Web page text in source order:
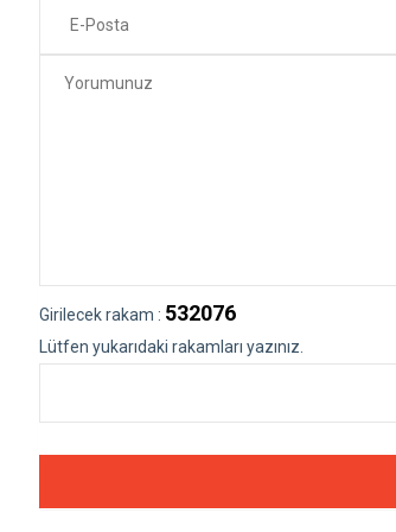
Girilecek rakam : 532076
Lütfen yukarıdaki rakamları yazınız.